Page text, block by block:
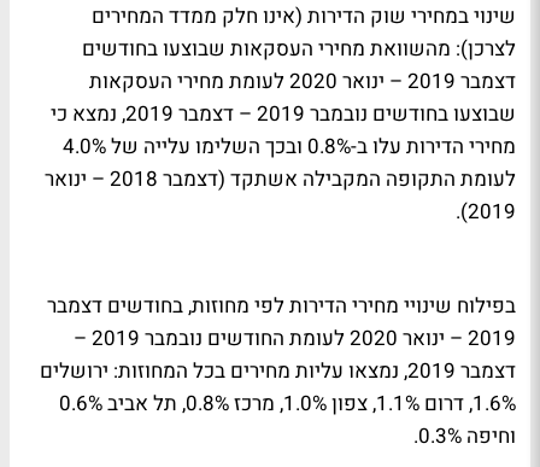
שינוי במחירי שוק הדירות (אינו חלק ממדד המחירים
לצרכן): מהשוואת מחירי העסקאות שבוצעו בחודשים
דצמבר 2019 – ינואר 2020 לעומת מחירי העסקאות
שבוצעו בחודשים נובמבר 2019 – דצמבר 2019, נמצא כי
מחירי הדירות עלו ב-0.8% ובכך השלימו עלייה של 4.0%
לעומת התקופה המקבילה אשתקד (דצמבר 2018 – ינואר
2019).
בפילוח שינויי מחירי הדירות לפי מחוזות, בחודשים דצמבר
2019 – ינואר 2020 לעומת החודשים נובמבר 2019 –
דצמבר 2019, נמצאו עליות מחירים בכל המחוזות: ירושלים
1.6%, דרום 1.1%, צפון 1.0%, מרכז 0.8%, תל אביב 0.6%
וחיפה 0.3%.